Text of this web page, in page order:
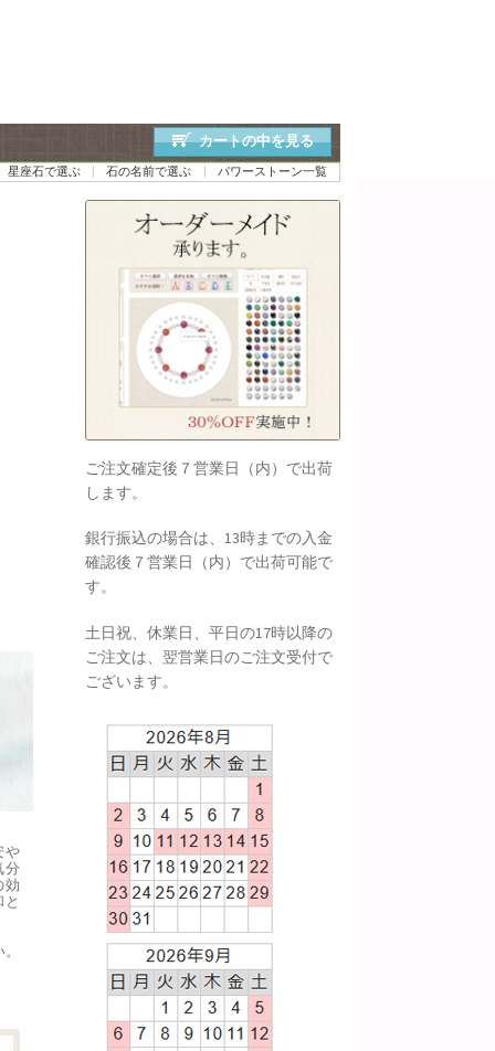
カートの中を見る
星座石で選ぶ 石の名前で選ぶ パワーストーン一覧
や
分
効
ご注文確定後７営業日（内）で出荷
します。
銀行振込の場合は、13時までの入金
確認後７営業日（内）で出荷可能で
す。
土日祝、休業日、平日の17時以降の
ご注文は、翌営業日のご注文受付で
ございます。